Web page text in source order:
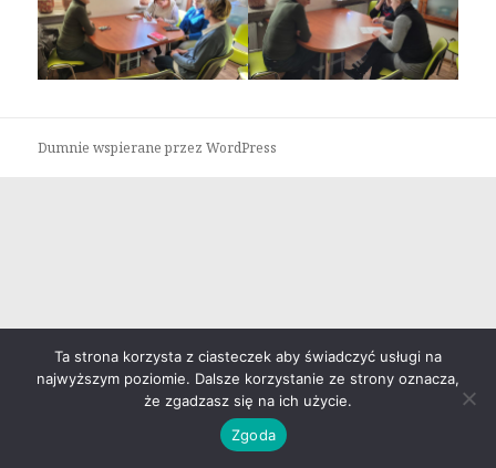
Dumnie wspierane przez WordPress
Ta strona korzysta z ciasteczek aby świadczyć usługi na
najwyższym poziomie. Dalsze korzystanie ze strony oznacza,
że zgadzasz się na ich użycie.
Zgoda